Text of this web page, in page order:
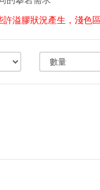
溢膠狀況產生，淺色